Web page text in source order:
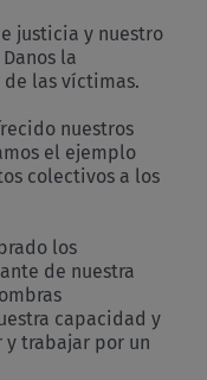
justicia y nuestro
la
las víctimas.
nuestros
el ejemplo
colectivos a los
los
de nuestra
capacidad y
trabajar por un